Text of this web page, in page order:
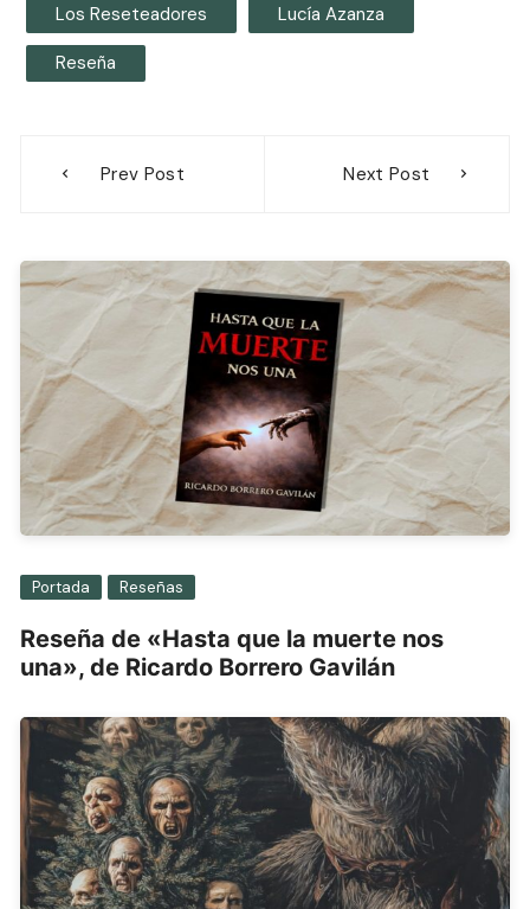
Los Reseteadores Lucía Azanza
Reseña
Prev Post Next Post
Portada Reseñas
Reseña de «Hasta que la muerte nos
una», de Ricardo Borrero Gavilán